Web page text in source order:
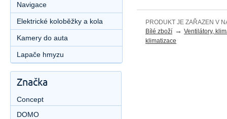
PRODUKT JE ZAŘAZEN V
Bílé zboží → Ventilátory,
klimatizace
Navigace
Elektrické koloběžky a kola
Kamery do auta
Lapače hmyzu
Značka
Concept
DOMO